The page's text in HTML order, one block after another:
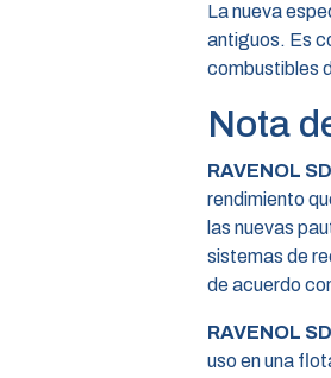
La nueva
antiguos. Es
combustibles
Nota
RAVENOL
rendimiento
las nuevas
sistemas de
de acuerdo
RAVENOL
uso en una